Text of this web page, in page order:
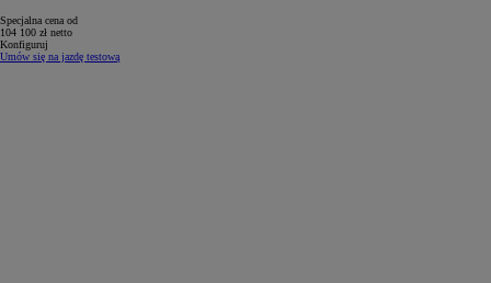
Specjalna cena od
104 100 zł netto
Konfiguruj
Umów się na jazdę testową